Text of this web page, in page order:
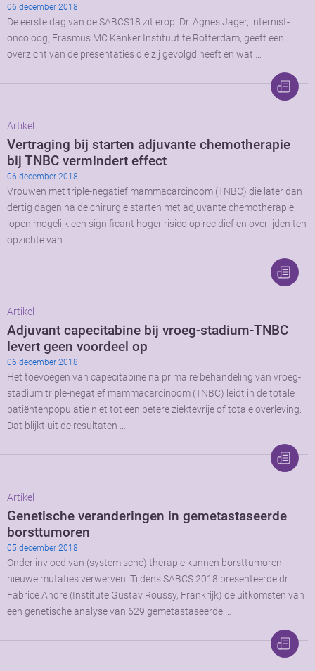
06 december 2018
De eerste dag van de SABCS18 zit erop. Dr. Agnes Jager, internist-
oncoloog, Erasmus MC Kanker Instituut te Rotterdam, geeft een
overzicht van de presentaties die zij gevolgd heeft en wat …
Artikel
Vertraging bij starten adjuvante chemotherapie
bij TNBC vermindert effect
06 december 2018
Vrouwen met triple-negatief mammacarcinoom (TNBC) die later dan
dertig dagen na de chirurgie starten met adjuvante chemotherapie,
lopen mogelijk een significant hoger risico op recidief en overlijden ten
opzichte van …
Artikel
Adjuvant capecitabine bij vroeg-stadium-TNBC
levert geen voordeel op
06 december 2018
Het toevoegen van capecitabine na primaire behandeling van vroeg-
stadium triple-negatief mammacarcinoom (TNBC) leidt in de totale
patiëntenpopulatie niet tot een betere ziektevrije of totale overleving.
Dat blijkt uit de resultaten …
Artikel
Genetische veranderingen in gemetastaseerde
borsttumoren
05 december 2018
Onder invloed van (systemische) therapie kunnen borsttumoren
nieuwe mutaties verwerven. Tijdens SABCS 2018 presenteerde dr.
Fabrice Andre (Institute Gustav Roussy, Frankrijk) de uitkomsten van
een genetische analyse van 629 gemetastaseerde …